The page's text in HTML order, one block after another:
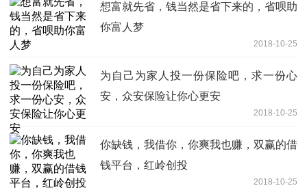
想富就先省，钱当然是省下来的，省呗助
你富人梦
2018-10-25
为自己为家人投一份保险吧，求一份心
安，众安保险让你心更安
2018-10-25
你缺钱，我借你，你爽我也赚，双赢的借
钱平台，红岭创投
2018-10-25